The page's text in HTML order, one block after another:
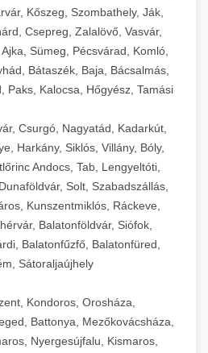
Kőszeg, Szombathely, Ják,
Csepreg, Zalalövő, Vasvár,
Sümeg, Pécsvárad, Komló,
Bátaszék, Baja, Bácsalmás,
Paks, Kalocsa, Hőgyész, Tamási
Csurgó, Nagyatád, Kadarkút,
Harkány, Siklós, Villány, Bóly,
Andocs, Tab, Lengyeltóti,
Solt, Szabadszállás,
Kunszentmiklós, Ráckeve,
Balatonföldvár, Siófok,
Balatonfűzfő, Balatonfüred,
Sátoraljaújhely
Kondoros, Orosháza,
Battonya, Mezőkovácsháza,
Nyergesújfalu, Kismaros,